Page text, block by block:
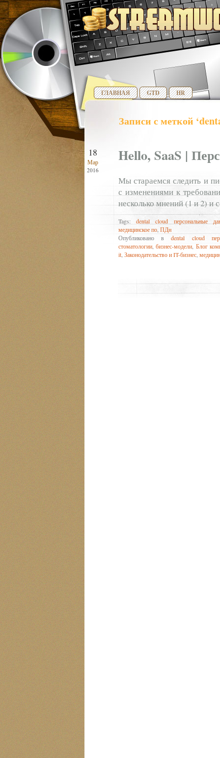
ГЛАВНАЯ GTD HR
Записи с меткой
18
Мар
2016
Hello, SaaS |
Мы стараемся следить и
с изменениями к
несколько мнений (1 и 2) и
Tags:dental cloud персональные
медицинское по ПДн
Опубликовано вdental cloud
стоматологии ,бизнес-модели Блог
it Законодательство и IT-бизнес